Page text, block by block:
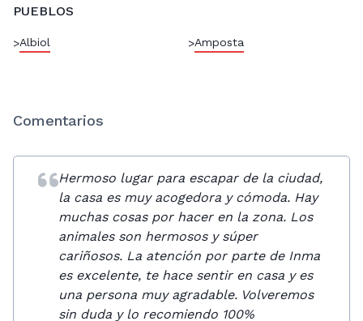
PUEBLOS
>Albiol >Amposta
Comentarios
Hermoso lugar para escapar de la ciudad,
la casa es muy acogedora y cómoda. Hay
muchas cosas por hacer en la zona. Los
animales son hermosos y súper
cariñosos. La atención por parte de Inma
es excelente, te hace sentir en casa y es
una persona muy agradable. Volveremos
sin duda y lo recomiendo 100%